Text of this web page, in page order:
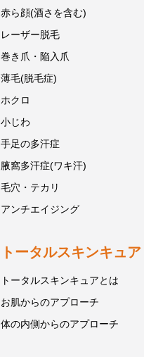
赤ら顔(酒さを含む)
レーザー脱毛
巻き爪・陥入爪
薄毛(脱毛症)
ホクロ
小じわ
手足の多汗症
腋窩多汗症(ワキ汗)
毛穴・テカリ
アンチエイジング
トータルスキンキュア
トータルスキンキュアとは
お肌からのアプローチ
体の内側からのアプローチ